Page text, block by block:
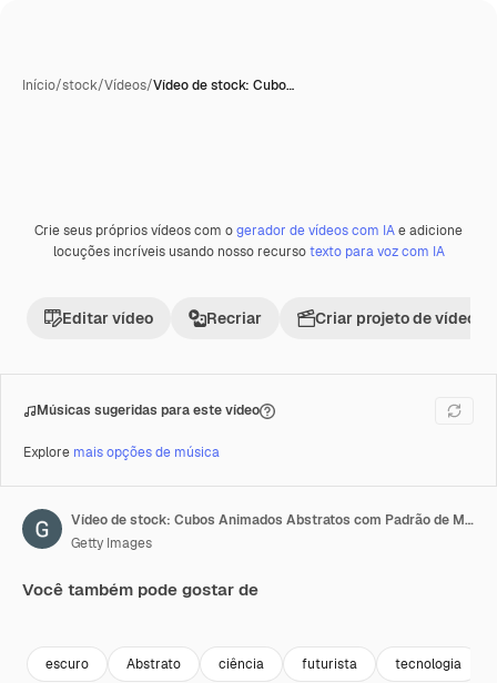
Início/stock/Vídeos/Vídeo de stock: Cubo…
Premium
Crie seus próprios vídeos com ogerador de vídeos com IAe adicione
locuções incríveis usando nosso recursotexto para voz com IA
Editar vídeo Recriar Criar projeto de vídeo
Músicas sugeridas para este vídeo
Explore mais opções de música
Vídeo de stock: Cubos Animados Abstratos com Padrão de Mármore (Repetível)
Getty Images
Você também pode gostar de
escuro Abstrato ciência futurista tecnologia